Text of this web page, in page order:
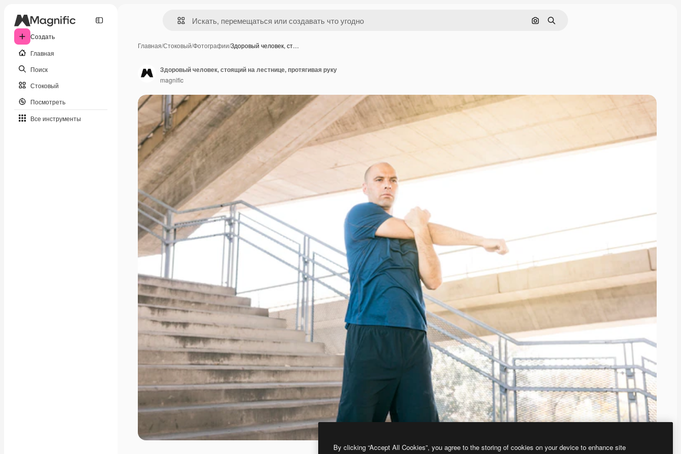
Создать
Главная
Поиск
Стоковый
Посмотреть
Все инструменты
Поиск по изображению
Поиск
Главная/Стоковый/Фотографии/Здоровый человек, ст…
Здоровый человек, стоящий на лестнице, протягивая руку
magnific
By clicking “Accept All Cookies”, you agree to the storing of cookies on your device to enhance site